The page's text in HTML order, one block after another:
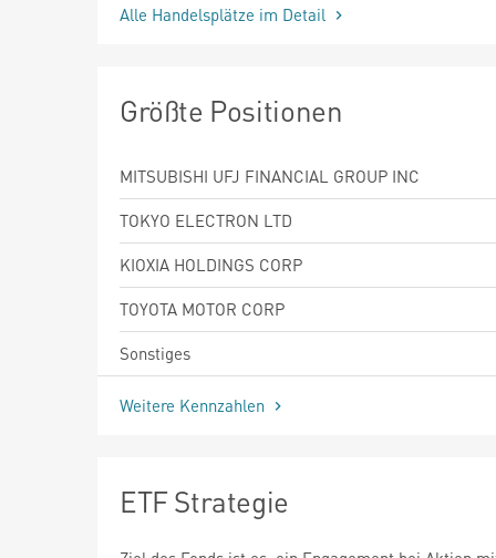
Alle Handelsplätze im Detail
Größte Positionen
MITSUBISHI UFJ FINANCIAL GROUP INC
TOKYO ELECTRON LTD
KIOXIA HOLDINGS CORP
TOYOTA MOTOR CORP
Sonstiges
Weitere Kennzahlen
ETF Strategie